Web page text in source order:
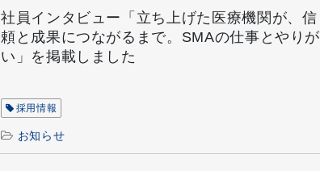
社員インタビュー「立ち上げた医療機関が、信
頼と成果につながるまで。SMAの仕事とやりが
い」を掲載しました
採用情報
お知らせ